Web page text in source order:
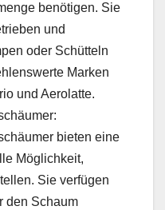
benötigen. Sie
und
oder Schütteln
Marken
und Aerolatte.
bieten eine
Möglichkeit,
Sie verfügen
den Schaum